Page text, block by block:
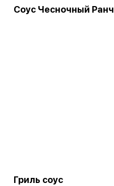
Соус Чесночный Ранч
Гриль соус